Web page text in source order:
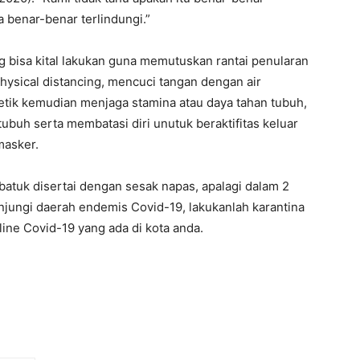
benar-benar terlindungi.”
kital lakukan guna memutuskan rantai penularan
distancing, mencuci tangan dengan air
kemudian menjaga stamina atau daya tahan tubuh,
serta membatasi diri unutuk beraktifitas keluar
disertai dengan sesak napas, apalagi dalam 2
daerah endemis Covid-19, lakukanlah karantina
Covid-19 yang ada di kota anda.